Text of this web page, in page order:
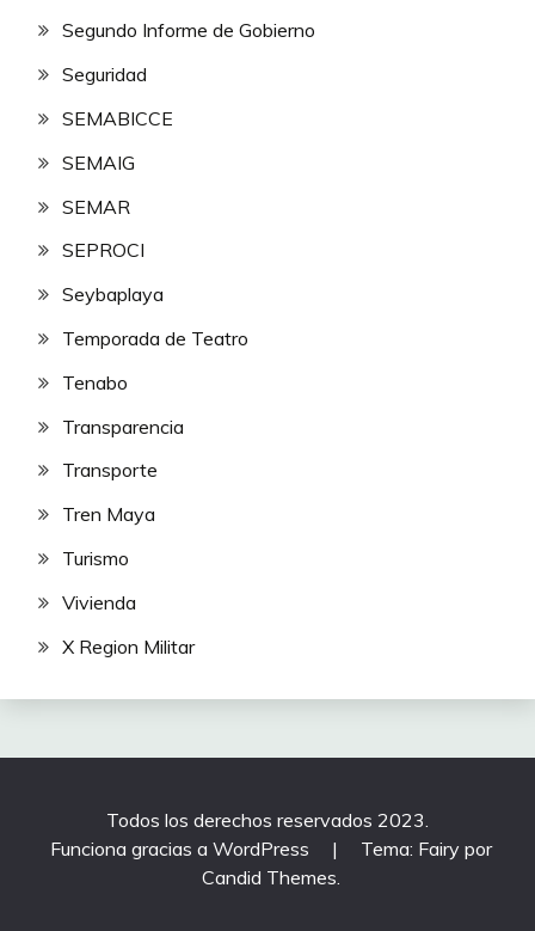
Segundo Informe de Gobierno
Seguridad
SEMABICCE
SEMAIG
SEMAR
SEPROCI
Seybaplaya
Temporada de Teatro
Tenabo
Transparencia
Transporte
Tren Maya
Turismo
Vivienda
X Region Militar
Todos los derechos reservados 2023.
Funciona gracias a WordPress
|
Tema: Fairy por
Candid Themes